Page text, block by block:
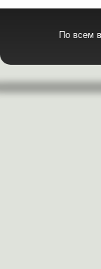
По всем